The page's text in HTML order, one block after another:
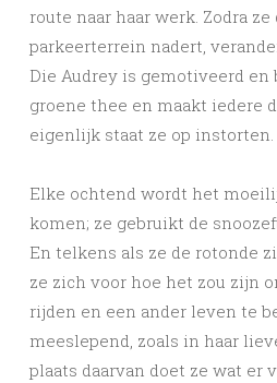
route naar haar werk. Zodra
parkeerterrein nadert,
Die Audrey is gemotiveerd en
groene thee en maakt iedere
eigenlijk staat ze op instorten.
Elke ochtend wordt het
komen; ze gebruikt de
En telkens als ze de rotonde
ze zich voor hoe het zou zijn
rijden en een ander leven te
meeslepend, zoals in haar
plaats daarvan doet ze wat er